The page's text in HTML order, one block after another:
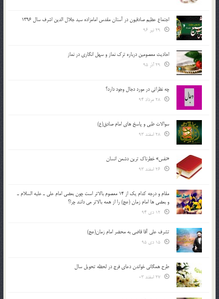
اجتماع عظیم صادقیون در آستان مقدس امامزاده سید جلال الدین اشرف سال 1396
احادیث معصومین درباره ترک نماز و سهل انگاری در نماز
چه نظراتی در مورد دجال وجود دارد؟
سوالات طبی و پاسخ های امام صادق(ع)
«نفس» خطرناک ترین دشمن انسان
مقام و درجه كدام يك از 14 معصوم بالاتر است چون بعضي امام علي ـ عليه السلام ـ
و بعضي ها امام زمان (عج) را از همه بالاتر مي دانند چرا؟
تشرف علي آقا قاضي به محضر امام زمان(عج)
طرح همگانی خواندن دعای فرج در لحظه تحویل سال